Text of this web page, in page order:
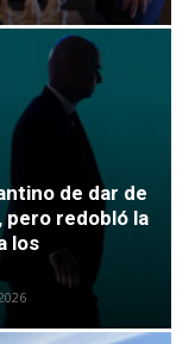
de dar de
pero redobló la
los